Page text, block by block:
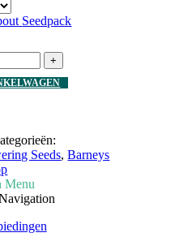
Seedpack
+
Seeds,Barneys
Menu